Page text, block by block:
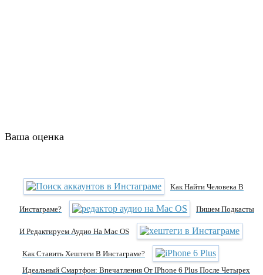
Ваша оценка
Как Найти Человека В
Инстаграме? Пишем Подкасты
И Редактируем Аудио На Mac OS
Как Ставить Хештеги В Инстаграме?
Идеальный Смартфон: Впечатления От IPhone 6 Plus После Четырех